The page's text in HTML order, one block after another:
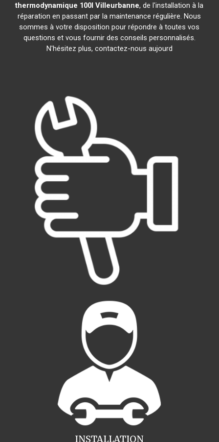
thermodynamique 100l Villeurbanne, de l'installation à la
réparation en passant par la maintenance régulière. Nous
sommes à votre disposition pour répondre à toutes vos
questions et vous fournir des conseils personnalisés.
N'hésitez plus, contactez-nous aujourd
INSTALLATION